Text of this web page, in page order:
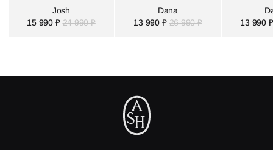
Josh
15 990 ₽ 24 990 ₽
Dana
13 990 ₽ 26 990 ₽
13 990 ₽